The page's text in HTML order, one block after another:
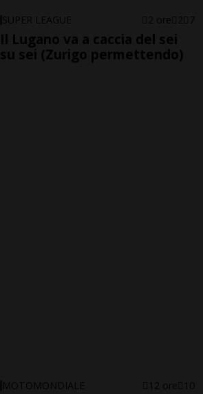
SUPER LEAGUE 2 ore 2 7
Il Lugano va a caccia del sei
su sei (Zurigo permettendo)
MOTOMONDIALE 12 ore 10